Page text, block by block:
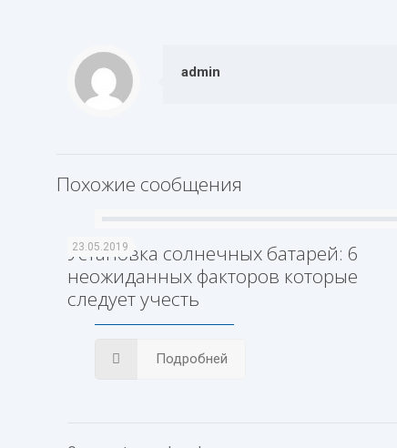
admin
Похожие сообщения
23.05.2019
Установка солнечных батарей: 6
неожиданных факторов которые
следует учесть
Подробней